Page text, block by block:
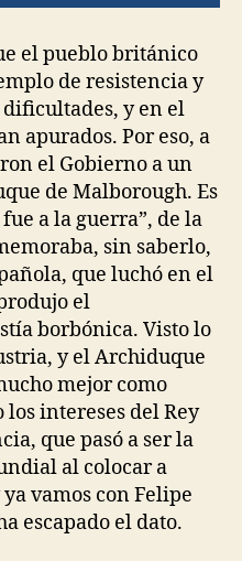
el pueblo británico
de resistencia y
y en el
apurados. Por eso, a
el Gobierno a un
de Malborough. Es
a la guerra”, de la
sin saberlo,
que luchó en el
el
borbónica. Visto lo
y el Archiduque
mejor como
intereses del Rey
que pasó a ser la
al colocar a
vamos con Felipe
escapado el dato.